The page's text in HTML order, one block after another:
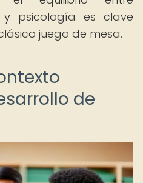
y psicología es clave
juego de mesa.
de